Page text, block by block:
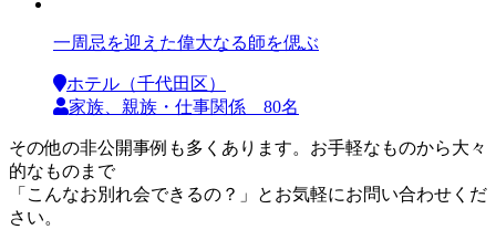
一周忌を迎えた偉大なる師を偲ぶ
ホテル（千代田区）
家族、親族・仕事関係 80名
その他の非公開事例も多くあります。お手軽なものから大々
的なものまで
「こんなお別れ会できるの？」とお気軽にお問い合わせくだ
さい。